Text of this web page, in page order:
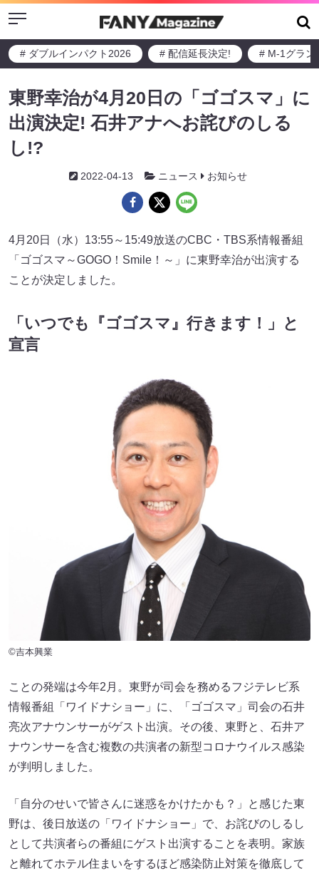
Menu
# ダブルインパクト2026 # 配信延長決定! # M-1グラン
東野幸治が4月20日の「ゴゴスマ」に
出演決定! 石井アナへお詫びのしる
し!?
2022-04-13 ニュース お知らせ
4月20日（水）13:55～15:49放送のCBC・TBS系情報番組
「ゴゴスマ～GOGO！Smile！～」に東野幸治が出演する
ことが決定しました。
「いつでも『ゴゴスマ』行きます！」と
宣言
©吉本興業
ことの発端は今年2月。東野が司会を務めるフジテレビ系
情報番組「ワイドナショー」に、「ゴゴスマ」司会の石井
亮次アナウンサーがゲスト出演。その後、東野と、石井ア
ナウンサーを含む複数の共演者の新型コロナウイルス感染
が判明しました。
「自分のせいで皆さんに迷惑をかけたかも？」と感じた東
野は、後日放送の「ワイドナショー」で、お詫びのしるし
として共演者らの番組にゲスト出演することを表明。家族
と離れてホテル住まいをするほど感染防止対策を徹底して